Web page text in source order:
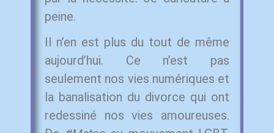
peine.
Il n’en est plus du tout de même
aujourd’hui. Ce n’est pas
seulement nos vies numériques et
la banalisation du divorce qui ont
redessiné nos vies amoureuses.